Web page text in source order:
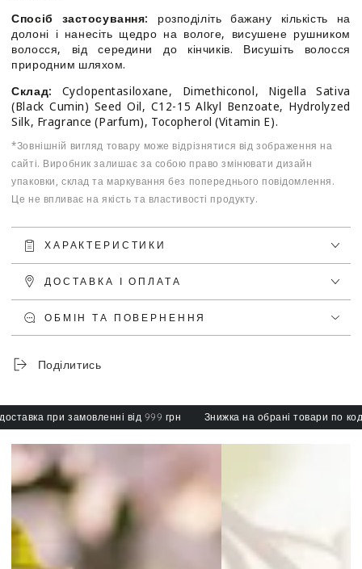
Спосіб застосування:
розподіліть бажану кількість на
долоні і нанесіть щедро на вологе, висушене рушником
волосся, від середини до кінчиків. Висушіть волосся
природним шляхом.
Склад: Cyclopentasiloxane, Dimethiconol, Nigella Sativa
(Black Cumin) Seed Oil, C12-15 Alkyl Benzoate, Hydrolyzed
Silk, Fragrance (Parfum), Tocopherol (Vitamin E).
*Зовнішній вигляд товару може відрізнятися від зображення на
сайті. Виробник залишає за собою право змінювати дизайн
упаковки, склад та маркування без попереднього повідомлення.
Це не впливає на якість та властивості продукту.
ХАРАКТЕРИСТИКИ
ДОСТАВКА І ОПЛАТА
ОБМІН ТА ПОВЕРНЕННЯ
Поділитись
при замовленні від 999 грн Знижка на обрані товари по коду: